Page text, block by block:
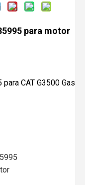
para motor
CAT G3500 Gas